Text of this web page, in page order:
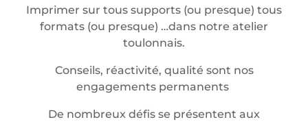
Imprimer sur tous supports (ou presque) tous
formats (ou presque) …dans notre atelier
toulonnais.
Conseils, réactivité, qualité sont nos
engagements permanents
De nombreux défis se présentent aux